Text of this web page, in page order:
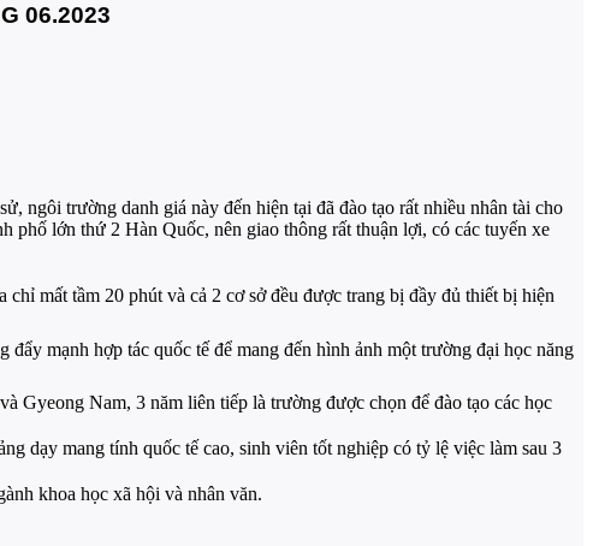
06.2023
ngôi trường danh giá này đến hiện tại đã đào tạo rất nhiều nhân tài cho
lớn thứ 2 Hàn Quốc, nên giao thông rất thuận lợi, có các tuyến xe
mất tầm 20 phút và cả 2 cơ sở đều được trang bị đầy đủ thiết bị hiện
mạnh hợp tác quốc tế để mang đến hình ảnh một trường đại học năng
Gyeong Nam, 3 năm liên tiếp là trường được chọn để đào tạo các học
dạy mang tính quốc tế cao, sinh viên tốt nghiệp có tỷ lệ việc làm sau 3
khoa học xã hội và nhân văn.